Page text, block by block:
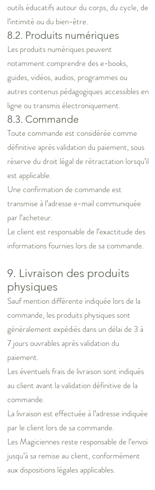
outils éducatifs autour du corps, du cycle, de
l’intimité ou du bien-être.
8.2. Produits numériques
Les produits numériques peuvent
notamment comprendre des e-books,
guides, vidéos, audios, programmes ou
autres contenus pédagogiques accessibles en
ligne ou transmis électroniquement.
8.3. Commande
Toute commande est considérée comme
définitive après validation du paiement, sous
réserve du droit légal de rétractation lorsqu’il
est applicable.
Une confirmation de commande est
transmise à l’adresse e-mail communiquée
par l’acheteur.
Le client est responsable de l’exactitude des
informations fournies lors de sa commande.
9. Livraison des produits
physiques
Sauf mention différente indiquée lors de la
commande, les produits physiques sont
généralement expédiés dans un délai de 3 à
7 jours ouvrables après validation du
paiement.
Les éventuels frais de livraison sont indiqués
au client avant la validation définitive de la
commande.
La livraison est effectuée à l’adresse indiquée
par le client lors de sa commande.
Les Magiciennes reste responsable de l’envoi
jusqu’à sa remise au client, conformément
aux dispositions légales applicables.